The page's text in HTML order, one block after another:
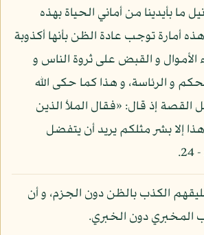
ما بأيدينا من أماني الحياة بهذه
أمارة توجب عادة الظن بأنها أكذوبة
الأموال و القبض على ثروة الناس و
و الرئاسة، و هذا كما حكى الله
القصة إذ قال: «فقال الملأ الذين
إلا بشر مثلكم يريد أن يتفضل
الكذب بالظن دون الجزم، و أن
المخبري دون الخبري.